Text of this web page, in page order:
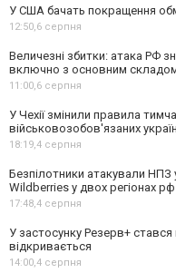
У США бачать покращення
12:50,6 серпня
Величезні збитки: атака РФ
включно з основним
11:00,6 серпня
У Чехії змінили правила
військовозобов'язаних
18:19,4 серпня
Безпілотники атакували НПЗ
Wildberries у двох регіонах рф
17:48,4 серпня
У застосунку Резерв+
відкривається
14:00,4 серпня